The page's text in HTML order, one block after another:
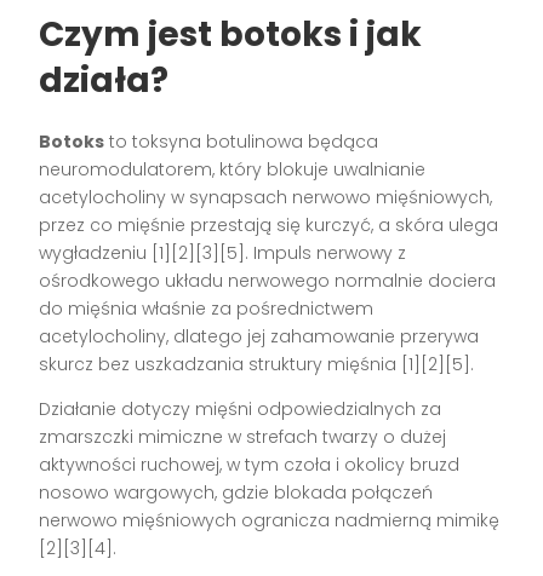
Czym jest botoks i jak
działa?
Botoks to toksyna botulinowa będąca
neuromodulatorem, który blokuje uwalnianie
acetylocholiny w synapsach nerwowo mięśniowych,
przez co mięśnie przestają się kurczyć, a skóra ulega
wygładzeniu [1][2][3][5]. Impuls nerwowy z
ośrodkowego układu nerwowego normalnie dociera
do mięśnia właśnie za pośrednictwem
acetylocholiny, dlatego jej zahamowanie przerywa
skurcz bez uszkadzania struktury mięśnia [1][2][5].
Działanie dotyczy mięśni odpowiedzialnych za
zmarszczki mimiczne w strefach twarzy o dużej
aktywności ruchowej, w tym czoła i okolicy bruzd
nosowo wargowych, gdzie blokada połączeń
nerwowo mięśniowych ogranicza nadmierną mimikę
[2][3][4].